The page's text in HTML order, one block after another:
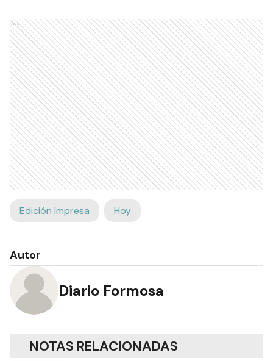
Ads
Edición Impresa Hoy
Autor
Diario Formosa
NOTAS RELACIONADAS